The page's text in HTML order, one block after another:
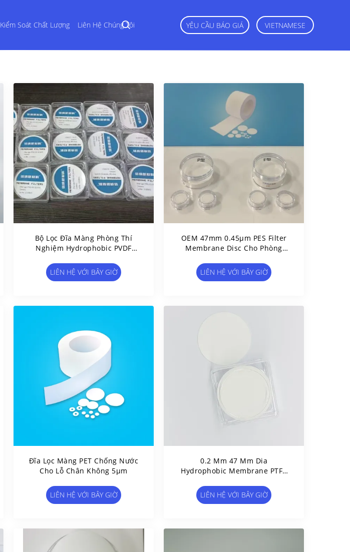
Kiểm Soát Chất Lượng Liên Hệ Chúng Tôi YÊU CẦU BÁO GIÁ VIETNAMESE
Bộ Lọc Đĩa Màng Phòng Thí
Nghiệm Hydrophobic PVDF
Ventilation
LIÊN HỆ VỚI BÂY GIỜ
OEM 47mm 0.45μm PES Filter
Membrane Disc Cho Phòng
Sống
LIÊN HỆ VỚI BÂY GIỜ
Đĩa Lọc Màng PET Chống Nước
Cho Lỗ Chân Không 5μm
LIÊN HỆ VỚI BÂY GIỜ
0.2 Μm 47 Mm Dia
Hydrophobic Membrane PTFE
LIÊN HỆ VỚI BÂY GIỜ